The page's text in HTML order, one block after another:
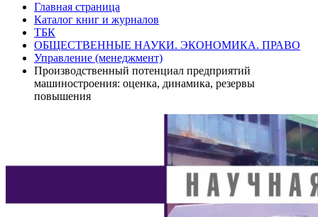
Главная страница
Каталог книг и журналов
ТБК
ОБЩЕСТВЕННЫЕ НАУКИ. ЭКОНОМИКА. ПРАВО
Управление (менеджмент)
Производственный потенциал предприятий
машиностроения: оценка, динамика, резервы
повышения